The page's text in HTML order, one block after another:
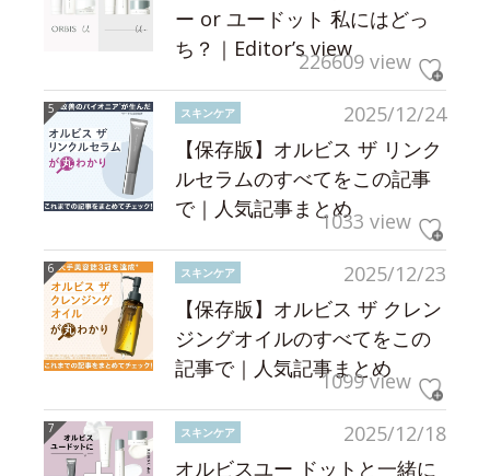
ー or ユードット 私にはどっ
ち？｜Editor’s view226609 view
2025/12/24
スキンケア
【保存版】オルビス ザ リンク
ルセラムのすべてをこの記事
で｜人気記事まとめ1033 view
2025/12/23
スキンケア
【保存版】オルビス ザ クレン
ジングオイルのすべてをこの
記事で｜人気記事まとめ
1099 view
2025/12/18
スキンケア
オルビスユー ドットと一緒に